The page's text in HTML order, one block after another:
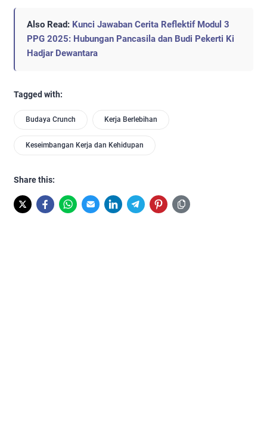
Also Read: Kunci Jawaban Cerita Reflektif Modul 3
PPG 2025: Hubungan Pancasila dan Budi Pekerti Ki
Hadjar Dewantara
Tagged with:
Budaya Crunch Kerja Berlebihan
Keseimbangan Kerja dan Kehidupan
Share this: